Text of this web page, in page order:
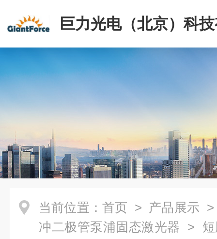
巨力光电（北京）科
司
当前位置： 首页 > 产品展示
冲二极管泵浦固态激光器 > 短